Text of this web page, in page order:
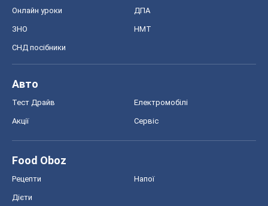
Онлайн уроки ДПА
ЗНО НМТ
СНД посібники
Авто
Тест Драйв Електромобілі
Акції Сервіс
Food Oboz
Рецепти Напої
Дієти